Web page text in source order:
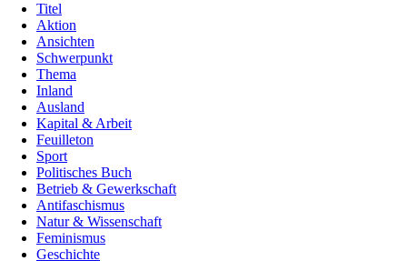
Titel
Aktion
Ansichten
Schwerpunkt
Thema
Inland
Ausland
Kapital & Arbeit
Feuilleton
Sport
Politisches Buch
Betrieb & Gewerkschaft
Antifaschismus
Natur & Wissenschaft
Feminismus
Geschichte